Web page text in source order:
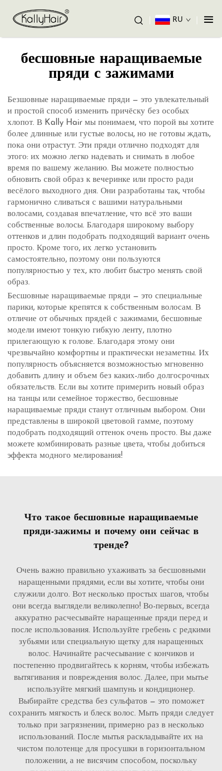
RU
бесшовные наращиваемые
пряди с зажимами
Безшовные наращиваемые пряди — это увлекательный
и простой способ изменить причёску без особых
хлопот. В Kally Hair мы понимаем, что порой вы хотите
более длинные или густые волосы, но не готовы ждать,
пока они отрастут. Эти пряди отлично подходят для
этого: их можно легко надевать и снимать в любое
время по вашему желанию. Вы можете полностью
обновить свой образ к вечеринке или просто ради
весёлого выходного дня. Они разработаны так, чтобы
гармонично сливаться с вашими натуральными
волосами, создавая впечатление, что всё это ваши
собственные волосы. Благодаря широкому выбору
оттенков и длин подобрать подходящий вариант очень
просто. Кроме того, их легко установить
самостоятельно, поэтому они пользуются
популярностью у тех, кто любит быстро менять свой
образ.
Бесшовные наращиваемые пряди — это специальные
парики, которые крепятся к собственным волосам. В
отличие от обычных прядей с зажимами, бесшовные
модели имеют тонкую гибкую ленту, плотно
прилегающую к голове. Благодаря этому они
чрезвычайно комфортны и практически незаметны. Их
популярность объясняется возможностью мгновенно
добавить длину и объем без каких-либо долгосрочных
обязательств. Если вы хотите примерить новый образ
на танцы или семейное торжество, бесшовные
наращиваемые пряди станут отличным выбором. Они
представлены в широкой цветовой гамме, поэтому
подобрать подходящий оттенок очень просто. Вы даже
можете комбинировать разные цвета, чтобы добиться
эффекта модного мелирования!
Что такое бесшовные наращиваемые
пряди-зажимы и почему они сейчас в
тренде?
Очень важно правильно ухаживать за бесшовными
наращенными прядями, если вы хотите, чтобы они
служили долго. Вот несколько простых шагов, чтобы
они всегда выглядели великолепно! Во-первых, всегда
аккуратно расчесывайте наращенные пряди перед и
после использования. Используйте гребень с редкими
зубьями или специальную щетку для наращенных
волос. Начинайте расчесывание с кончиков и
постепенно продвигайтесь к корням, чтобы избежать
вытягивания и повреждения волос. Далее, при мытье
используйте мягкий шампунь и кондиционер.
Выбирайте средства без сульфатов — это поможет
сохранить мягкость и блеск волос. Мыть пряди следует
только при загрязнении, примерно раз в несколько
использований. После мытья раскладывайте их на
чистом полотенце для просушки в горизонтальном
положении, а не висячим способом, поскольку